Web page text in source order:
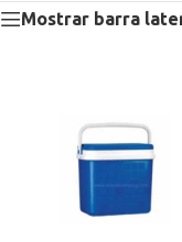
Mostrar barra